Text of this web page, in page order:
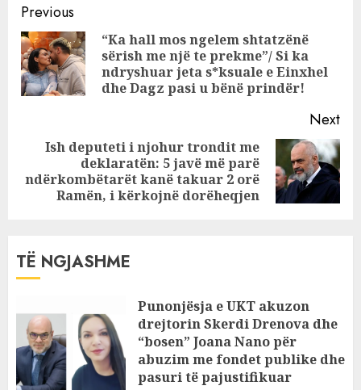
Continue
Reading
Previous
“Ka hall mos ngelem shtatzënë
sërish me një te prekme”/ Si ka
ndryshuar jeta s*ksuale e Einxhel
dhe Dagz pasi u bënë prindër!
Next
post:
Ish deputeti i njohur trondit me
deklaratën: 5 javë më parë
ndërkombëtarët kanë takuar 2 orë
Ramën, i kërkojnë dorëheqjen
TË NGJASHME
Punonjësja e UKT akuzon
drejtorin Skerdi Drenova dhe
“bosen” Joana Nano për
abuzim me fondet publike dhe
pasuri të pajustifikuar